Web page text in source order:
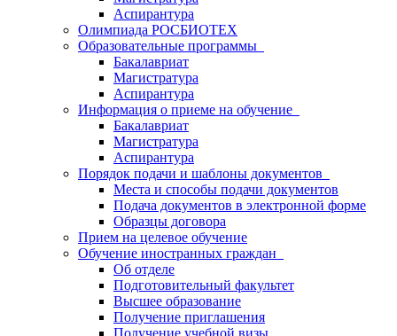
Аспирантура
Олимпиада РОСБИОТЕХ
Образовательные программы
Бакалавриат
Магистратура
Аспирантура
Информация о приеме на обучение
Бакалавриат
Магистратура
Аспирантура
Порядок подачи и шаблоны документов
Места и способы подачи документов
Подача документов в электронной форме
Образцы договора
Прием на целевое обучение
Обучение иностранных граждан
Об отделе
Подготовительный факультет
Высшее образование
Получение приглашения
Получение учебной визы